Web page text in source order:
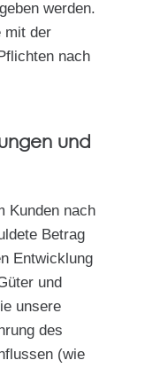
werden.
mit der
nach
und
Kunden nach
Betrag
Entwicklung
und
unsere
des
(wie